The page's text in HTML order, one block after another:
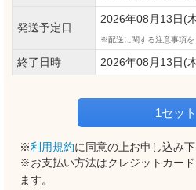
発送予定日
2026年08月13日(
配送に関する注意事項
終了日時 2026年08月13日(
1セット
※利用規約に同意の上お申し込み
※お支払い方法はクレジットカー
ます。